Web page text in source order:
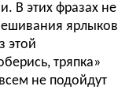
В этих фразах не
ярлыков
этой
тряпка»
не подойдут